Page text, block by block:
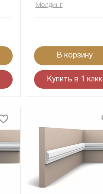
Молдинг
В корзину
Купить в 1 клик